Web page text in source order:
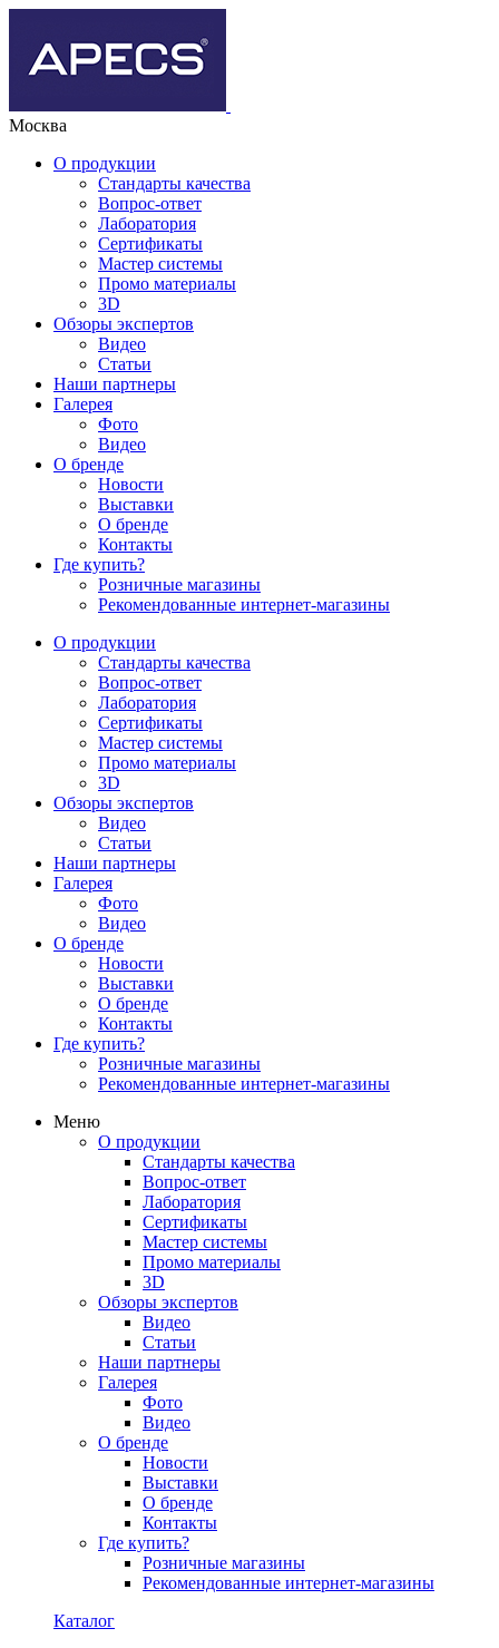
Москва
О продукции
Стандарты качества
Вопрос-ответ
Лаборатория
Сертификаты
Мастер системы
Промо материалы
3D
Обзоры экспертов
Видео
Статьи
Наши партнеры
Галерея
Фото
Видео
О бренде
Новости
Выставки
О бренде
Контакты
Где купить?
Розничные магазины
Рекомендованные интернет-магазины
О продукции
Стандарты качества
Вопрос-ответ
Лаборатория
Сертификаты
Мастер системы
Промо материалы
3D
Обзоры экспертов
Видео
Статьи
Наши партнеры
Галерея
Фото
Видео
О бренде
Новости
Выставки
О бренде
Контакты
Где купить?
Розничные магазины
Рекомендованные интернет-магазины
Меню
О продукции
Стандарты качества
Вопрос-ответ
Лаборатория
Сертификаты
Мастер системы
Промо материалы
3D
Обзоры экспертов
Видео
Статьи
Наши партнеры
Галерея
Фото
Видео
О бренде
Новости
Выставки
О бренде
Контакты
Где купить?
Розничные магазины
Рекомендованные интернет-магазины
Каталог